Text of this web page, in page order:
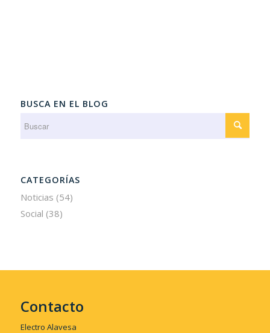
BUSCA EN EL BLOG
CATEGORÍAS
Noticias (54)
Social (38)
Contacto
Electro Alavesa